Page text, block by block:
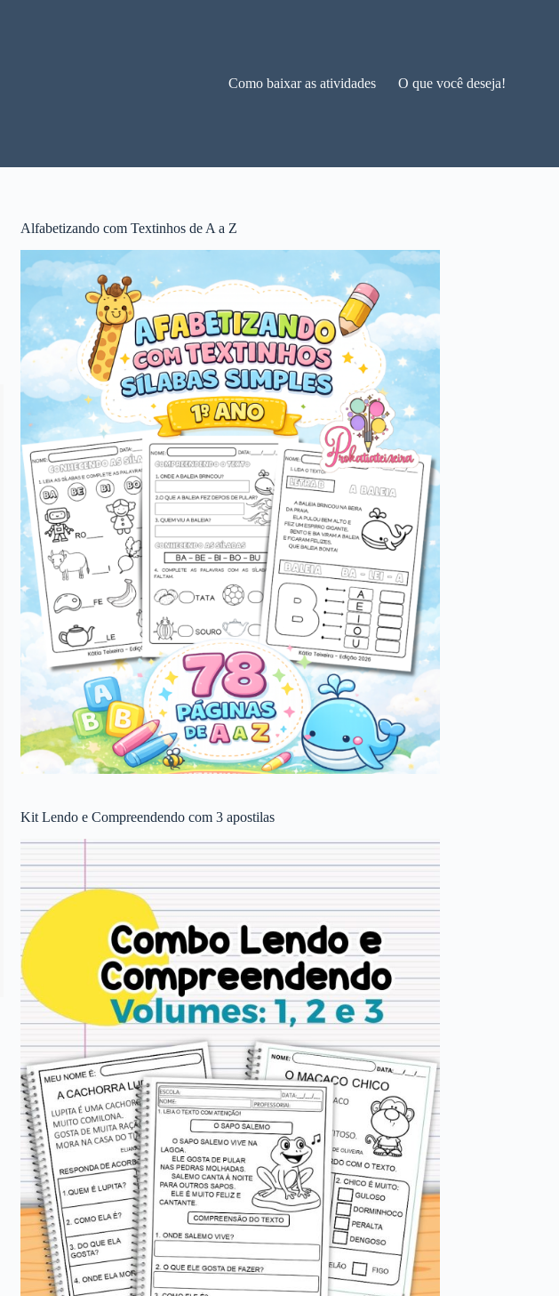
Como baixar as atividades O que você deseja!
Alfabetizando com Textinhos de A a Z
Kit Lendo e Compreendendo com 3 apostilas